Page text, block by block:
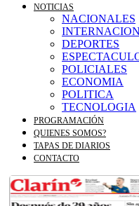
NOTICIAS
NACIONALES
DEPORTES
POLICIALES
ECONOMIA
POLITICA
TECNOLOGIA
PROGRAMACIÓN
QUIENES SOMOS?
TAPAS DE DIARIOS
CONTACTO